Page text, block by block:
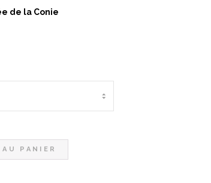
de la Conie
PANIER